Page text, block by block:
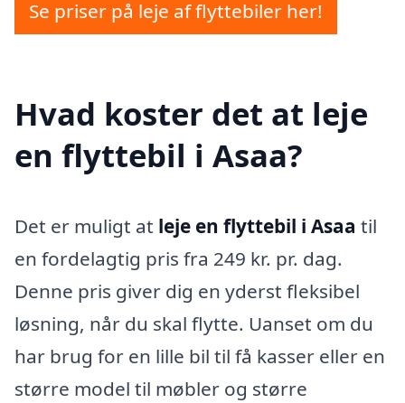
Se priser på leje af flyttebiler her!
Hvad koster det at leje
en flyttebil i Asaa?
Det er muligt at leje en flyttebil i Asaa til
en fordelagtig pris fra 249 kr. pr. dag.
Denne pris giver dig en yderst fleksibel
løsning, når du skal flytte. Uanset om du
har brug for en lille bil til få kasser eller en
større model til møbler og større